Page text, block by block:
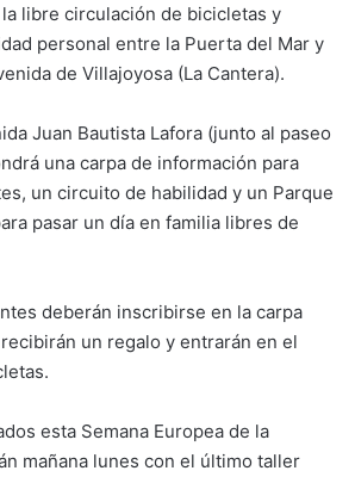
libre circulación de bicicletas y
personal entre la Puerta del Mar y
de Villajoyosa (La Cantera).
Juan Bautista Lafora (junto al paseo
una carpa de información para
un circuito de habilidad y un Parque
pasar un día en familia libres de
deberán inscribirse en la carpa
un regalo y entrarán en el
esta Semana Europea de la
mañana lunes con el último taller